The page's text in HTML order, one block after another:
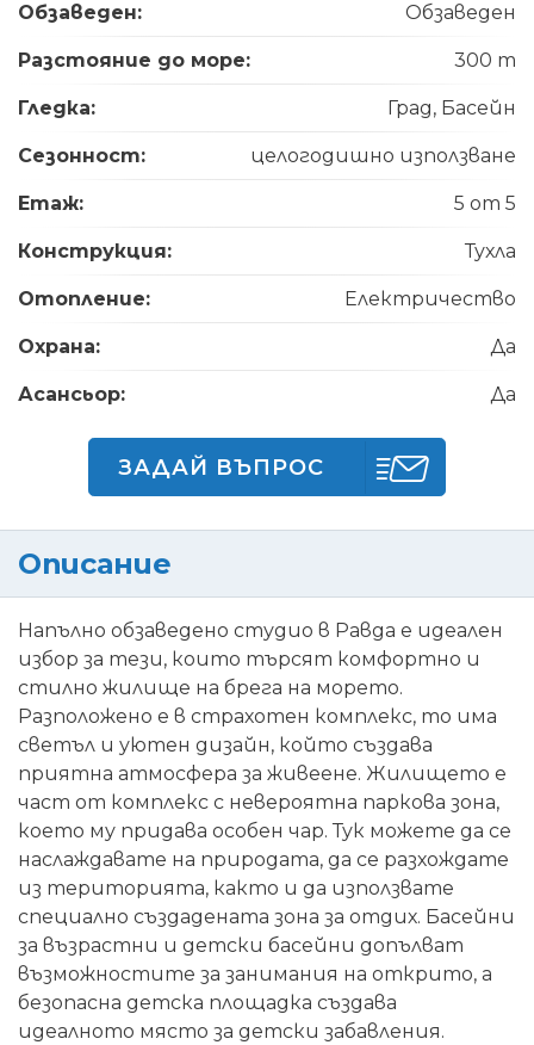
Обзаведен: Обзаведен
Разстояние до море: 300 m
Гледка: Град, Басейн
Сезонност: целогодишно използване
Етаж: 5 от 5
Конструкция: Тухла
Отопление: Електричество
Охрана: Да
Асансьор: Да
ЗАДАЙ ВЪПРОС
Описание
Напълно обзаведено студио в Равда е идеален
избор за тези, които търсят комфортно и
стилно жилище на брега на морето.
Разположено е в страхотен комплекс, то има
светъл и уютен дизайн, който създава
приятна атмосфера за живеене. Жилището е
част от комплекс с невероятна паркова зона,
което му придава особен чар. Тук можете да се
наслаждавате на природата, да се разхождате
из територията, както и да използвате
специално създадената зона за отдих. Басейни
за възрастни и детски басейни допълват
възможностите за занимания на открито, а
безопасна детска площадка създава
идеалното място за детски забавления.